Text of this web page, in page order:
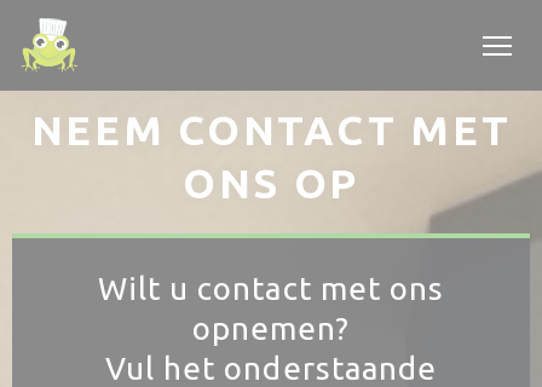
Cookies beheer paneel
NEEM CONTACT MET
ONS OP
Wilt u contact met ons
opnemen?
Vul het onderstaande